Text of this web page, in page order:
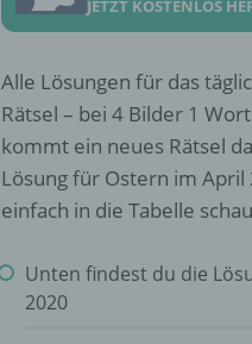
JETZT KOSTENLOS
Alle Lösungen für das
Rätsel – bei 4 Bilder 1
kommt ein neues Rätsel
Lösung für Ostern im
einfach in die Tabelle
Unten findest du die
2020